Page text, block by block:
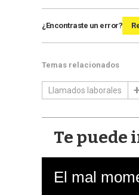
¿Encontraste un error?
Temas relacionados
Llamados laborales
Te puede